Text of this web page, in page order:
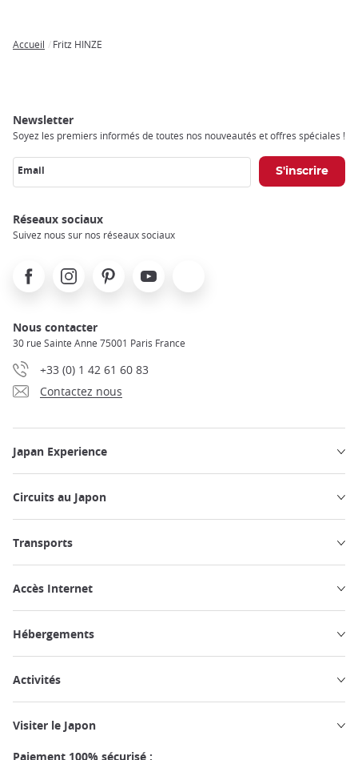
Accueil Fritz HINZE
Newsletter
Soyez les premiers informés de toutes nos nouveautés et offres spéciales !
Email
Réseaux sociaux
Suivez nous sur nos réseaux sociaux
FacebookInstagramPinterest Youtube
Nous contacter
30 rue Sainte Anne 75001 Paris France
+33 (0) 1 42 61 60 83
Contactez nous
Japan Experience
Circuits au Japon
Transports
Accès Internet
Hébergements
Activités
Visiter le Japon
Paiement 100% sécurisé :